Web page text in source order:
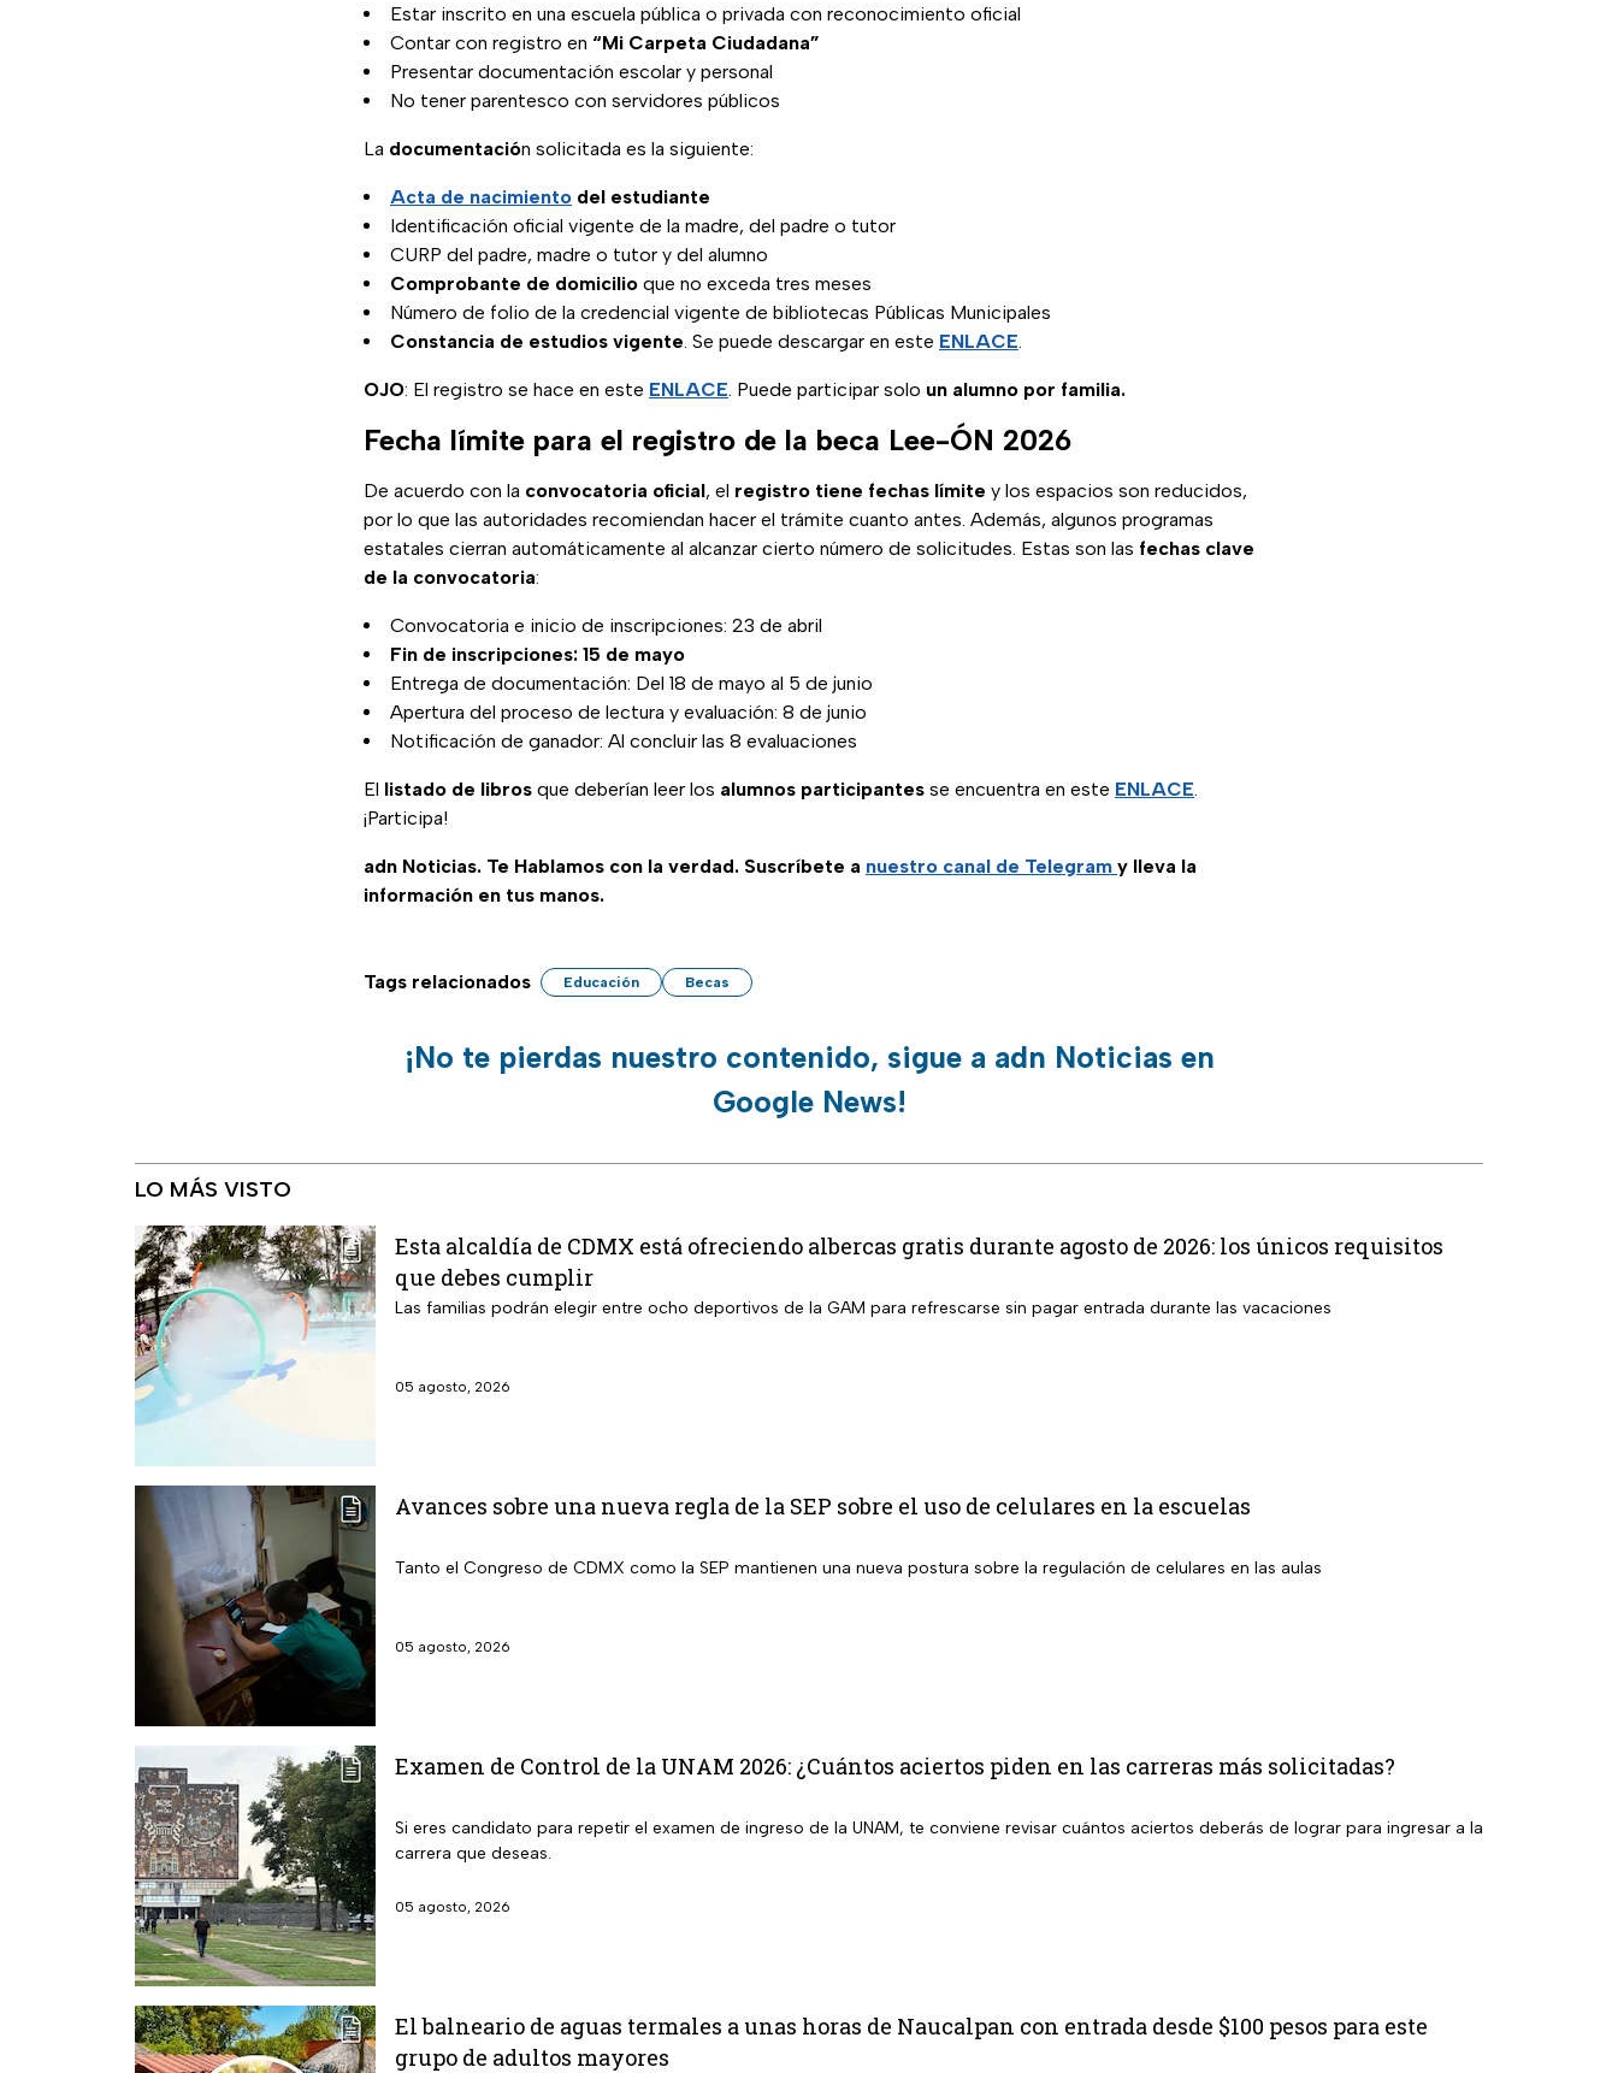
Estar inscrito en una escuela pública o privada con reconocimiento oficial
Contar con registro en “Mi Carpeta Ciudadana”
Presentar documentación escolar y personal
No tener parentesco con servidores públicos
La documentación solicitada es la siguiente:
Acta de nacimiento del estudiante
Identificación oficial vigente de la madre, del padre o tutor
CURP del padre, madre o tutor y del alumno
Comprobante de domicilio que no exceda tres meses
Número de folio de la credencial vigente de bibliotecas Públicas Municipales
Constancia de estudios vigente. Se puede descargar en este ENLACE.
OJO: El registro se hace en este ENLACE. Puede participar solo un alumno por familia.
Fecha límite para el registro de la beca Lee-ÓN 2026
De acuerdo con la convocatoria oficial, el registro tiene fechas límite y los espacios son reducidos,
por lo que las autoridades recomiendan hacer el trámite cuanto antes. Además, algunos programas
estatales cierran automáticamente al alcanzar cierto número de solicitudes. Estas son las fechas clave
de la convocatoria:
Convocatoria e inicio de inscripciones: 23 de abril
Fin de inscripciones: 15 de mayo
Entrega de documentación: Del 18 de mayo al 5 de junio
Apertura del proceso de lectura y evaluación: 8 de junio
Notificación de ganador: Al concluir las 8 evaluaciones
El listado de libros que deberían leer los alumnos participantes se encuentra en este ENLACE.
¡Participa!
adn Noticias. Te Hablamos con la verdad. Suscríbete a nuestro canal de Telegram y lleva la
información en tus manos.
Tags relacionados Educación Becas
¡No te pierdas nuestro contenido, sigue a adn Noticias en
Google News!
LO MÁS VISTO
Esta alcaldía de CDMX está ofreciendo albercas gratis durante agosto de 2026: los únicos requisitos
que debes cumplir
Las familias podrán elegir entre ocho deportivos de la GAM para refrescarse sin pagar entrada durante las vacaciones
05 agosto, 2026
Avances sobre una nueva regla de la SEP sobre el uso de celulares en la escuelas
Tanto el Congreso de CDMX como la SEP mantienen una nueva postura sobre la regulación de celulares en las aulas
05 agosto, 2026
Examen de Control de la UNAM 2026: ¿Cuántos aciertos piden en las carreras más solicitadas?
Si eres candidato para repetir el examen de ingreso de la UNAM, te conviene revisar cuántos aciertos deberás de lograr para ingresar a la
carrera que deseas.
05 agosto, 2026
El balneario de aguas termales a unas horas de Naucalpan con entrada desde $100 pesos para este
grupo de adultos mayores